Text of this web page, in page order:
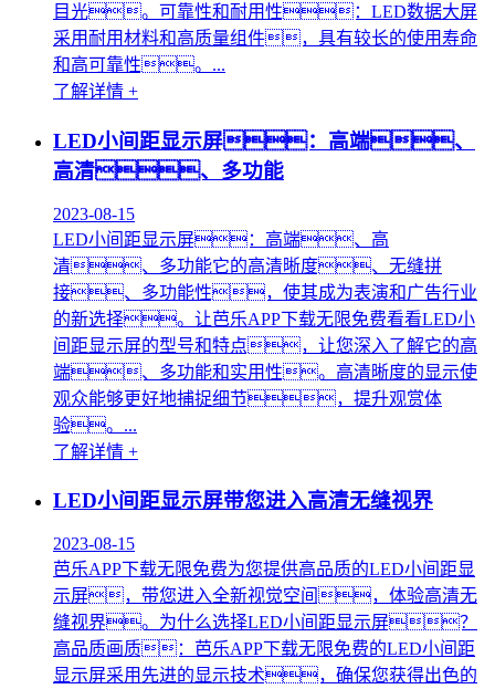
目光。可靠性和耐用性：LED数据大屏
采用耐用材料和高质量组件，具有较长的使用寿命
和高可靠性。...
了解详情 +
LED小间距显示屏：高端、
高清、多功能
2023-08-15
LED小间距显示屏：高端、高
清、多功能它的高清晰度、无缝拼
接、多功能性，使其成为表演和广告行业
的新选择。让芭乐APP下载无限免费看看LED小
间距显示屏的型号和特点，让您深入了解它的高
端、多功能和实用性。高清晰度的显示使
观众能够更好地捕捉细节，提升观赏体
验。...
了解详情 +
LED小间距显示屏带您进入高清无缝视界
2023-08-15
芭乐APP下载无限免费为您提供高品质的LED小间距显
示屏，带您进入全新视觉空间，体验高清无
缝视界。为什么选择LED小间距显示屏？
高品质画质：芭乐APP下载无限免费的LED小间距
显示屏采用先进的显示技术，确保您获得出色的